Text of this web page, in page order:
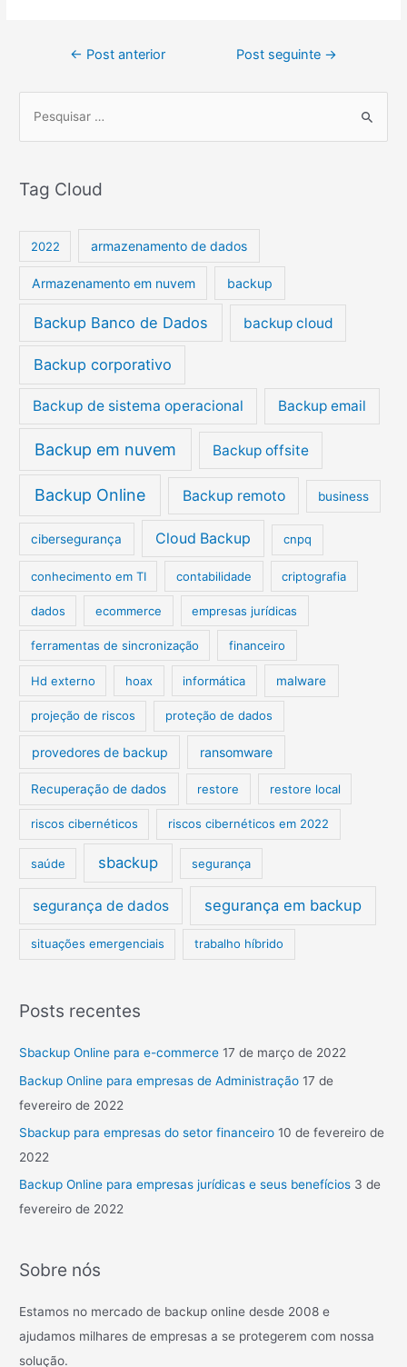
← Post anterior Post seguinte →
e
q
s
p
r
Tag Cloud
2022 armazenamento de dados
Armazenamento em nuvem backup
Backup Banco de Dados backup cloud
Backup corporativo
Backup de sistema operacional Backup email
Backup em nuvem Backup offsite
Backup Online Backup remoto business
cibersegurança Cloud Backup cnpq
conhecimento em TI contabilidade criptografia
dados ecommerce empresas jurídicas
ferramentas de sincronização financeiro
Hd externo hoax informática malware
projeção de riscos proteção de dados
provedores de backup ransomware
Recuperação de dados restore restore local
riscos cibernéticos riscos cibernéticos em 2022
saúde sbackup segurança
segurança de dados segurança em backup
situações emergenciais trabalho híbrido
Posts recentes
Sbackup Online para e-commerce 17 de março de 2022
Backup Online para empresas de Administração 17 de
fevereiro de 2022
Sbackup para empresas do setor financeiro 10 de fevereiro de
2022
Backup Online para empresas jurídicas e seus benefícios 3 de
fevereiro de 2022
Sobre nós
Estamos no mercado de backup online desde 2008 e
ajudamos milhares de empresas a se protegerem com nossa
solução.